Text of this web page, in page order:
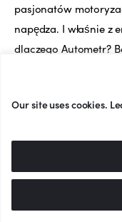
Our site uses cookies.
pasjonatów
napędza. I właśnie z
dlaczego Autometr?
samochodu, a potem
© 2025
zastrzeżone.